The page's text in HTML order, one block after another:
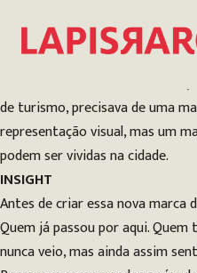
A NOVA MARCA TURÍSTICA
Cliente: Prefeitura de Belo
CONTEXTO
A Prefeitura de Belo
de turismo, precisava de uma
representação visual, mas um
podem ser vividas na cidade.
INSIGHT
Antes de criar essa nova marca
Quem já passou por aqui.
nunca veio, mas ainda assim